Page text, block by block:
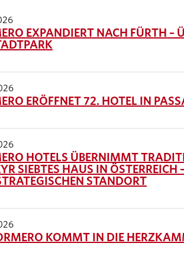
EXPANDIERT NACH FÜRTH –
ERÖFFNET 72. HOTEL IN
HOTELS ÜBERNIMMT
SIEBTES HAUS IN
STANDORT
KOMMT IN DIE